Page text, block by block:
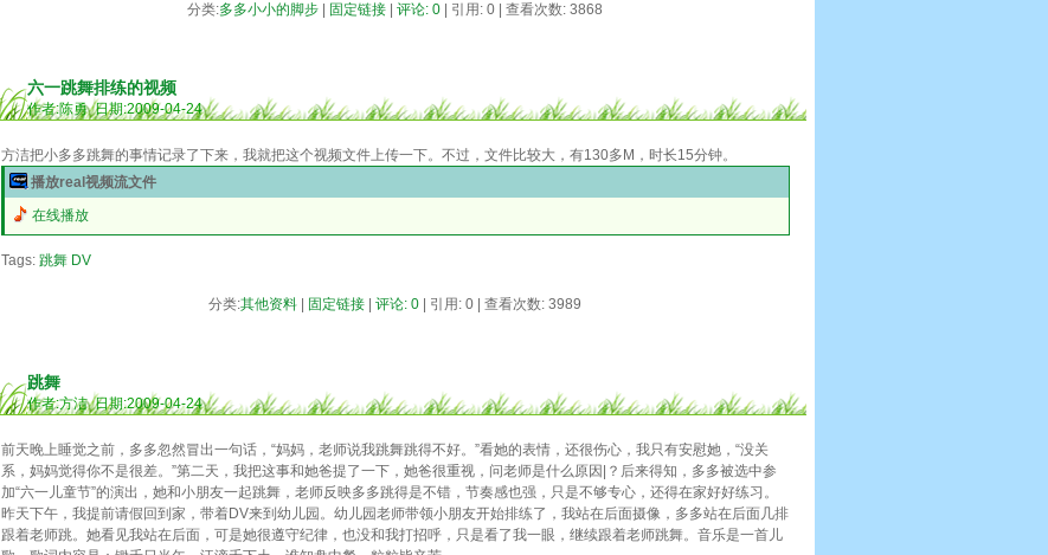
分类:多多小小的脚步 固定链接 |评论: 0 | 引用: 0 | 查看次数: 3868
六一跳舞排练的视频
作者:陈勇 日期:2009-04-24
方洁把小多多跳舞的事情记录了下来，我就把这个视频文件上传一下。不过，文件比较大，有130多M，时长15分钟。
播放real视频流文件
在线播放
Tags: 跳舞 DV
分类:其他资料 固定链接 |评论: 0 | 引用: 0 | 查看次数: 3989
跳舞
作者:方洁 日期:2009-04-24
前天晚上睡觉之前，多多忽然冒出一句话，“妈妈，老师说我跳舞跳得不好。”看她的表情，还很伤心，我只有安慰她，“没关
系，妈妈觉得你不是很差。”第二天，我把这事和她爸提了一下，她爸很重视，问老师是什么原因|？后来得知，多多被选中参
加“六一儿童节”的演出，她和小朋友一起跳舞，老师反映多多跳得是不错，节奏感也强，只是不够专心，还得在家好好练习。
昨天下午，我提前请假回到家，带着DV来到幼儿园。幼儿园老师带领小朋友开始排练了，我站在后面摄像，多多站在后面几排
跟着老师跳。她看见我站在后面，可是她很遵守纪律，也没和我打招呼，只是看了我一眼，继续跟着老师跳舞。音乐是一首儿